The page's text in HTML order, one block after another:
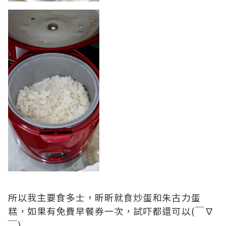
所以我主要食多士，昕昕就食炒蛋和朱古力蛋
糕，如果有免費早餐券一次，試吓都還可以(￣∇